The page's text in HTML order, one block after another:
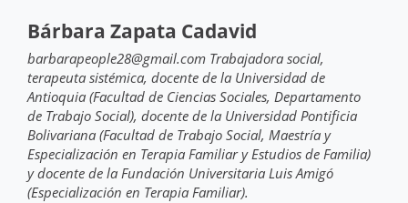
Bárbara Zapata Cadavid
barbarapeople28@gmail.com Trabajadora social,
terapeuta sistémica, docente de la Universidad de
Antioquia (Facultad de Ciencias Sociales, Departamento
de Trabajo Social), docente de la Universidad Pontificia
Bolivariana (Facultad de Trabajo Social, Maestría y
Especialización en Terapia Familiar y Estudios de Familia)
y docente de la Fundación Universitaria Luis Amigó
(Especialización en Terapia Familiar).